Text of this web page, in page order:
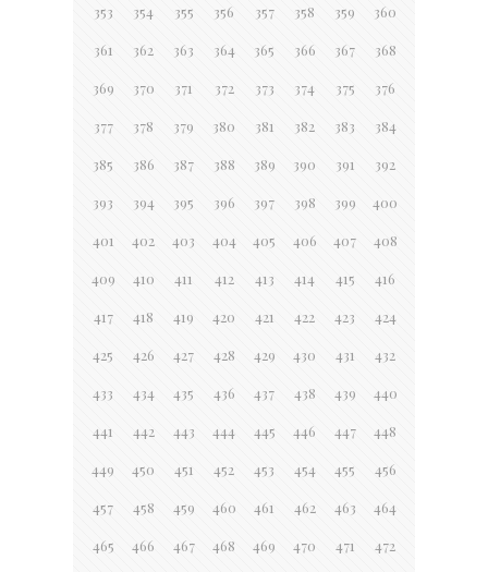
353 354 355 356 357 358 359 360
361 362 363 364 365 366 367 368
369 370 371 372 373 374 375 376
377 378 379 380 381 382 383 384
385 386 387 388 389 390 391 392
393 394 395 396 397 398 399 400
401 402 403 404 405 406 407 408
409 410 411 412 413 414 415 416
417 418 419 420 421 422 423 424
425 426 427 428 429 430 431 432
433 434 435 436 437 438 439 440
441 442 443 444 445 446 447 448
449 450 451 452 453 454 455 456
457 458 459 460 461 462 463 464
465 466 467 468 469 470 471 472